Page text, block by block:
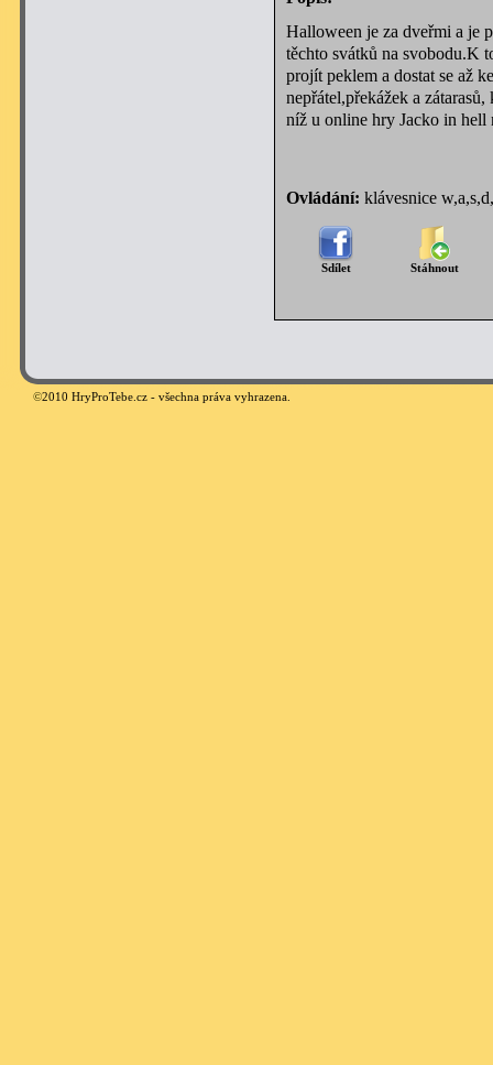
Halloween je za dveřmi a je
těchto svátků na svobodu.K
projít peklem a dostat se až
nepřátel,překážek a
níž u online hry Jacko in hell
Ovládání: klávesnice
Sdílet Stáhnout
©2010 HryProTebe.cz - všechna práva vyhrazena.